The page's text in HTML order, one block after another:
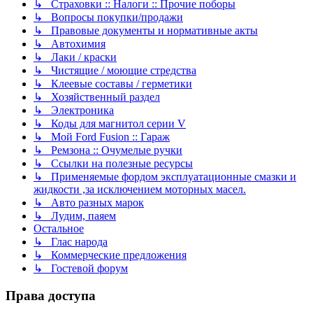
↳ Страховки :: Налоги :: Прочие поборы
↳ Вопросы покупки/продажи
↳ Правовые документы и нормативные акты
↳ Автохимия
↳ Лаки / краски
↳ Чистящие / моющие стредства
↳ Клеевые составы / герметики
↳ Хозяйственный раздел
↳ Электроника
↳ Коды для магнитол серии V
↳ Мой Ford Fusion :: Гараж
↳ Ремзона :: Очумелые ручки
↳ Ссылки на полезные ресурсы
↳ Применяемые фордом эксплуатационные смазки и
жидкости ,за исключением моторных масел.
↳ Авто разных марок
↳ Лудим, паяем
Остальное
↳ Глас народа
↳ Коммерческие предложения
↳ Гостевой форум
Права доступа